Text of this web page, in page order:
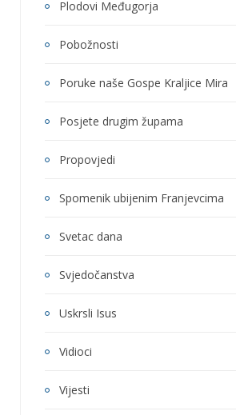
Plodovi Međugorja
Pobožnosti
Poruke naše Gospe Kraljice Mira
Posjete drugim župama
Propovjedi
Spomenik ubijenim Franjevcima
Svetac dana
Svjedočanstva
Uskrsli Isus
Vidioci
Vijesti